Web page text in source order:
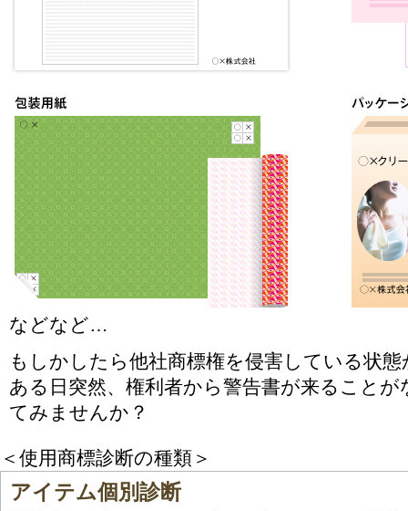
などなど…
もしかしたら他社商標権を侵害している状
ある日突然、権利者から警告書が来ること
てみませんか？
＜使用商標診断の種類＞
アイテム個別診断